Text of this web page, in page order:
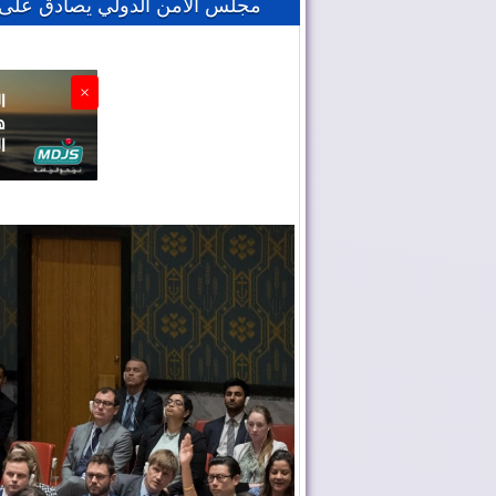
مجلس الأمن الدولي يصادق على
×